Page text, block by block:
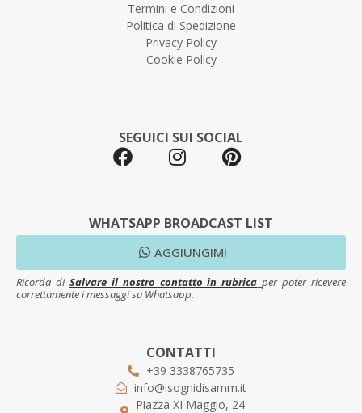
Termini e Condizioni
Politica di Spedizione
Privacy Policy
Cookie Policy
SEGUICI SUI SOCIAL
WHATSAPP BROADCAST LIST
AGGIUNGIMI
Ricorda di Salvare il nostro contatto in rubrica per poter ricevere
correttamente i messaggi su Whatsapp.
CONTATTI
+39 3338765735
info@isognidisamm.it
Piazza XI Maggio, 24